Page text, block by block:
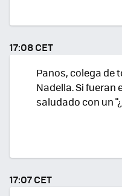
17:08 CET
Panos, colega de
Nadella. Si fueran
saludado con un
17:07 CET